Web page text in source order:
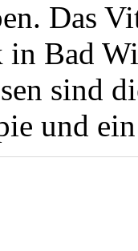
Das
Bad
sind
und